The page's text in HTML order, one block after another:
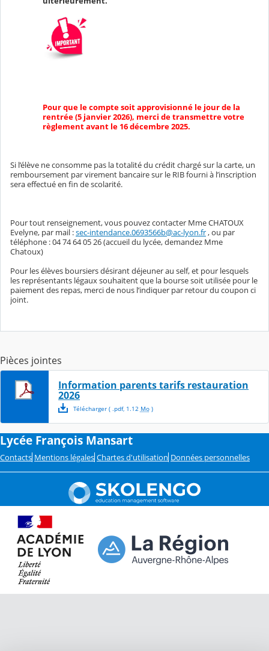
Pour que le compte soit approvisionné le jour de la
rentrée (5 janvier 2026), merci de transmettre votre
règlement avant le 16 décembre 2025.
Si l’élève ne consomme pas la totalité du crédit chargé sur la carte, un
remboursement par virement bancaire sur le RIB fourni à l’inscription
sera effectué en fin de scolarité.
Pour tout renseignement, vous pouvez contacter Mme CHATOUX
Evelyne, par mail :sec-intendance.0693566b@ac-lyon.fr , ou par
téléphone : 04 74 64 05 26 (accueil du lycée, demandez Mme
Chatoux)
Pour les élèves boursiers désirant déjeuner au self, et pour lesquels
les représentants légaux souhaitent que la bourse soit utilisée pour le
paiement des repas, merci de nous l’indiquer par retour du coupon ci
joint.
Pièces jointes
Information parents tarifs restauration
2026
Télécharger( .pdf, 1.12 Mo)
Lycée François Mansart
Contacts Mentions légales Chartes d'utilisation Données personnelles